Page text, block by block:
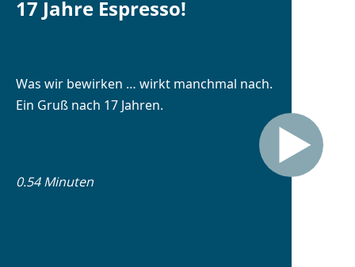
17 Jahre Espresso!
Was wir bewirken … wirkt manchmal nach.
Ein Gruß nach 17 Jahren.
0.54 Minuten